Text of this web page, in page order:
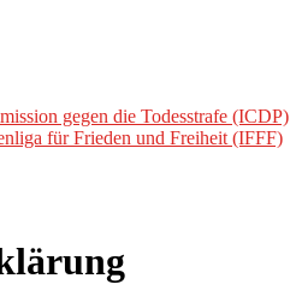
gegen die Todesstrafe (ICDP)
für Frieden und Freiheit (IFFF)